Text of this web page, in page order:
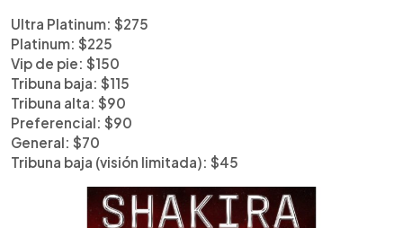
Ultra Platinum: $275
Platinum: $225
Vip de pie: $150
Tribuna baja: $115
Tribuna alta: $90
Preferencial: $90
General: $70
Tribuna baja (visión limitada): $45